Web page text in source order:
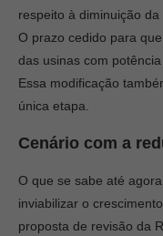
respeito à diminuição
O prazo cedido para
das usinas com
Essa modificação
única etapa.
Cenário com a
O que se sabe até
inviabilizar o
proposta de revisão da